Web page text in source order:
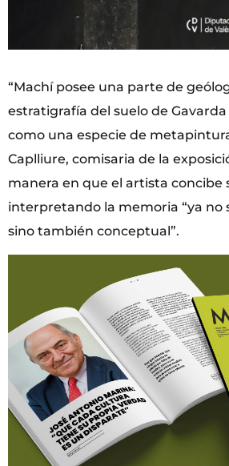
“Machí posee una parte de
estratigrafía del suelo de
como una especie de
Caplliure, comisaria de la
manera en que el artista concibe
interpretando la memoria “ya no
sino también conceptual”.